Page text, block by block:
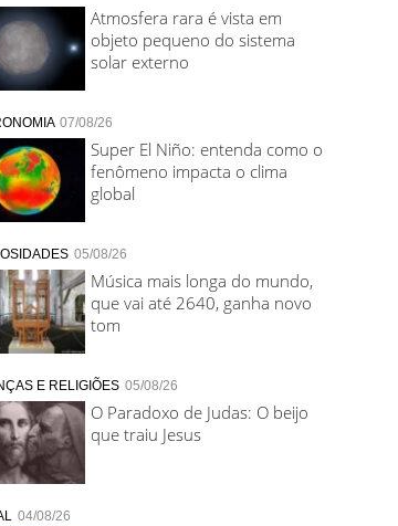
Atmosfera rara é vista em
objeto pequeno do sistema
solar externo
07/08/26
Super El Niño: entenda como o
fenômeno impacta o clima
global
05/08/26
Música mais longa do mundo,
que vai até 2640, ganha novo
tom
E RELIGIÕES 05/08/26
O Paradoxo de Judas: O beijo
que traiu Jesus
04/08/26